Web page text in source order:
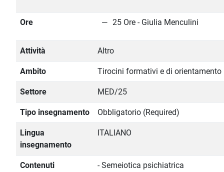
Ore 25 Ore - Giulia Menculini
Attività Altro
Ambito Tirocini formativi e di orientamento
Settore MED/25
Tipo insegnamento Obbligatorio (Required)
Lingua
insegnamento
ITALIANO
Contenuti
- Semeiotica psichiatrica